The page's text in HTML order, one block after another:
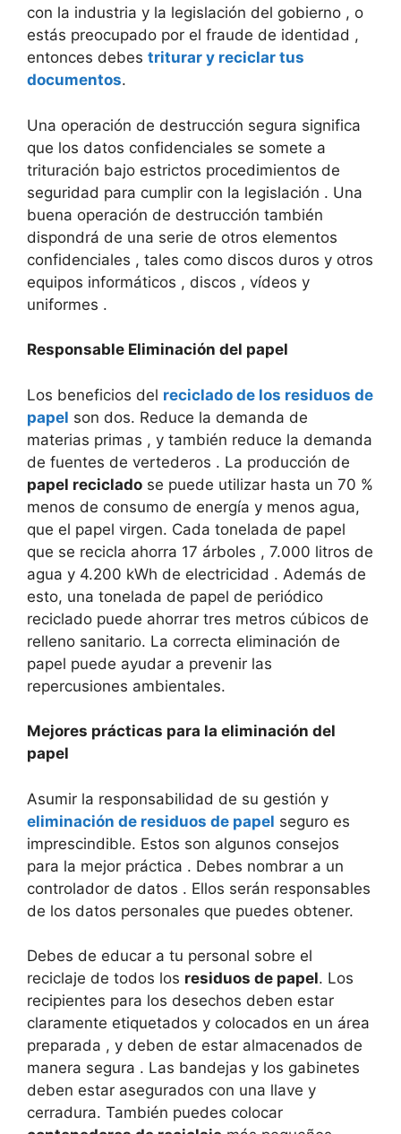
con la industria y la legislación del gobierno , o
estás preocupado por el fraude de identidad ,
entonces debes triturar y reciclar tus
documentos.
Una operación de destrucción segura significa
que los datos confidenciales se somete a
trituración bajo estrictos procedimientos de
seguridad para cumplir con la legislación . Una
buena operación de destrucción también
dispondrá de una serie de otros elementos
confidenciales , tales como discos duros y otros
equipos informáticos , discos , vídeos y
uniformes .
Responsable Eliminación del papel
Los beneficios del reciclado de los residuos de
papel son dos. Reduce la demanda de
materias primas , y también reduce la demanda
de fuentes de vertederos . La producción de
papel reciclado se puede utilizar hasta un 70 %
menos de consumo de energía y menos agua,
que el papel virgen. Cada tonelada de papel
que se recicla ahorra 17 árboles , 7.000 litros de
agua y 4.200 kWh de electricidad . Además de
esto, una tonelada de papel de periódico
reciclado puede ahorrar tres metros cúbicos de
relleno sanitario. La correcta eliminación de
papel puede ayudar a prevenir las
repercusiones ambientales.
Mejores prácticas para la eliminación del
papel
Asumir la responsabilidad de su gestión y
eliminación de residuos de papel seguro es
imprescindible. Estos son algunos consejos
para la mejor práctica . Debes nombrar a un
controlador de datos . Ellos serán responsables
de los datos personales que puedes obtener.
Debes de educar a tu personal sobre el
reciclaje de todos los residuos de papel. Los
recipientes para los desechos deben estar
claramente etiquetados y colocados en un área
preparada , y deben de estar almacenados de
manera segura . Las bandejas y los gabinetes
deben estar asegurados con una llave y
cerradura. También puedes colocar